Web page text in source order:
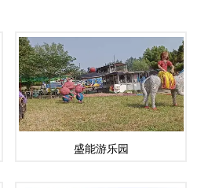
盛能游乐园